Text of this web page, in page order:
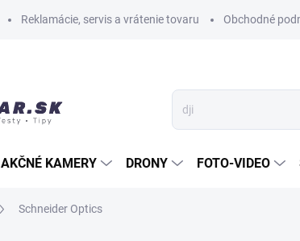
Reklamácie, servis a vrátenie tovaru Obchodné
AKČNÉ KAMERY DRONY FOTO-VIDEO
Schneider Optics